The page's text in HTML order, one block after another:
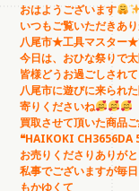
おはようございます
いつもご覧いただきあ
八尾市★工具マスター
今日は、おひな祭りで
皆様どうお過ごしされ
八尾市に遊びに来られ
寄りくださいね
買取させて頂いた商品
❝HAIKOKI CH3656DA
お売りくださりあり
私事でございますが毎
もかゆくて